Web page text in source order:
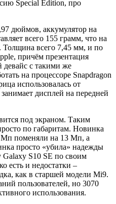
Special Edition, про
дюймов, аккумулятор на
всего 155 грамм, что на
Толщина всего 7,45 мм, и по
причём презентация
девайс с такими же
на процессоре Snapdragon
использовалась от
дисплей на передней
под экраном. Таким
по габаритам. Новинка
поменяли на 13 Мп, а
просто «убила» надежды
S10 SE по своим
есть и недостатки –
как в старшей модели Mi9.
пользователей, но 3070
использования.